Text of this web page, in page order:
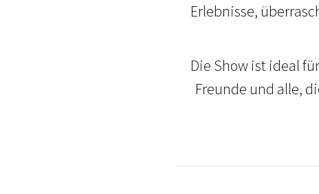
Erlebnisse,
Die Show ist ideal
Freunde und alle,